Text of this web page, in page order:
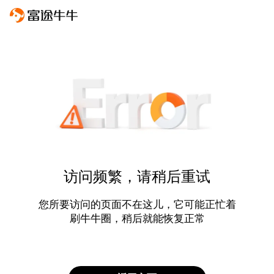
访问频繁，请稍后重试
您所要访问的页面不在这儿，它可能正忙着
刷牛牛圈，稍后就能恢复正常